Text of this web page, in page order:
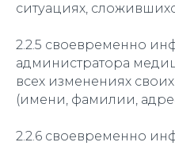
ситуациях,
2.2.5 своевременно
администратора
всех изменениях
(имени, фамилии,
2.2.6 своевременно